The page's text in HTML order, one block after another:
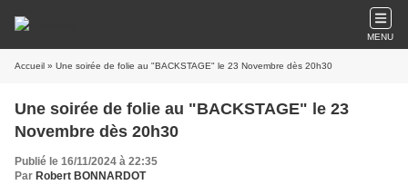
MENU
Accueil » Une soirée de folie au "BACKSTAGE" le 23 Novembre dès 20h30
Une soirée de folie au "BACKSTAGE" le 23
Novembre dès 20h30
Publié le 16/11/2024 à 22:35
Par Robert BONNARDOT